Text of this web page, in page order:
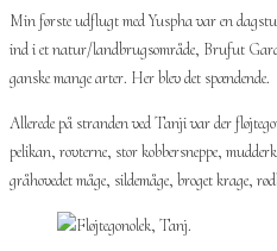
Min første udflugt med Yuspha var en
ind i et natur/landbrugsområde, Brufut
ganske mange arter. Her blev det spændende.
Allerede på stranden ved Tanji var der
pelikan, rovterne, stor kobbersneppe,
gråhovedet måge, sildemåge, broget krage,